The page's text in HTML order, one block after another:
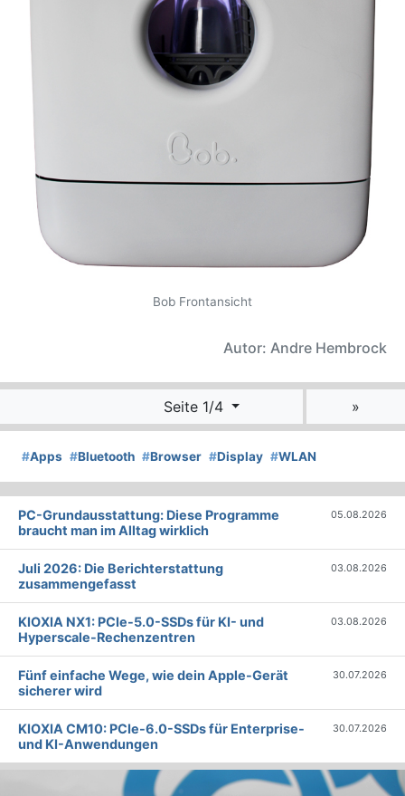
Bob Frontansicht
Autor: Andre Hembrock
Seite 1/4 »
#Apps #Bluetooth #Browser #Display #WLAN
PC-Grundausstattung: Diese Programme
braucht man im Alltag wirklich
05.08.2026
Juli 2026: Die Bericht­erstattung
zusammengefasst
03.08.2026
KIOXIA NX1: PCIe-5.0-SSDs für KI- und
Hyperscale-Rechenzentren
03.08.2026
Fünf einfache Wege, wie dein Apple-Gerät
sicherer wird
30.07.2026
KIOXIA CM10: PCIe-6.0-SSDs für Enterprise-
und KI-Anwendungen
30.07.2026